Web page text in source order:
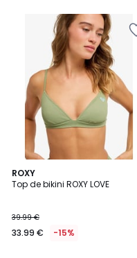
ROXY
Top de bikini ROXY LOVE
39.99 €
33.99 € -15%
2
Colores